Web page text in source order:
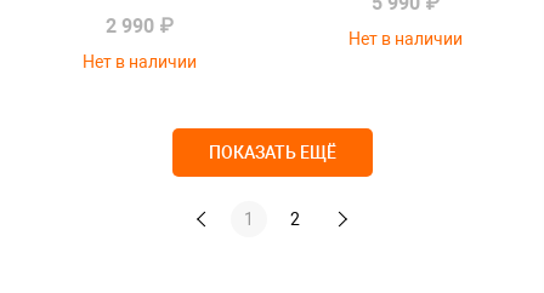
2 990 ₽
Нет в наличии
Нет в наличии
ПОКАЗАТЬ ЕЩЁ
1 2